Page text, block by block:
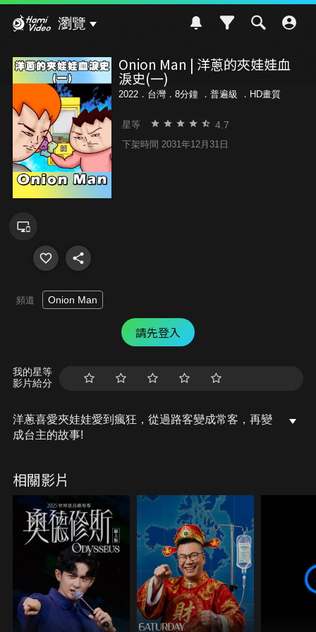
瀏覽
Onion Man | 洋蔥的夾娃娃血
淚史(一)
2022．台灣．8分鐘 ． 普遍級 ．HD畫質
星等 4.7
下架時間 2031年12月31日
頻道 Onion Man
請先登入
我的星等
影片給分
洋蔥喜愛夾娃娃愛到瘋狂，從過路客變成常客，再變
成台主的故事!
相關影片